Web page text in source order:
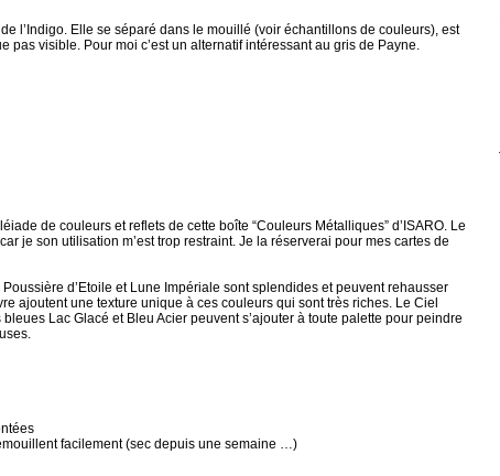
l’Indigo. Elle se séparé dans le mouillé (voir échantillons de couleurs), est
pas visible. Pour moi c’est un alternatif intéressant au gris de Payne.
de couleurs et reflets de cette boîte “Couleurs Métalliques” d’ISARO. Le
je son utilisation m’est trop restraint. Je la réserverai pour mes cartes de
d’Etoile et Lune Impériale sont splendides et peuvent rehausser
ajoutent une texture unique à ces couleurs qui sont très riches. Le Ciel
Lac Glacé et Bleu Acier peuvent s’ajouter à toute palette pour peindre
facilement (sec depuis une semaine …)